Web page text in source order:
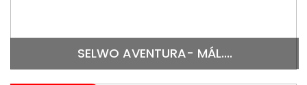
SELWO AVENTURA- MÁL....